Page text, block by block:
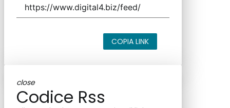
COPIA LINK
close
Codice Rss